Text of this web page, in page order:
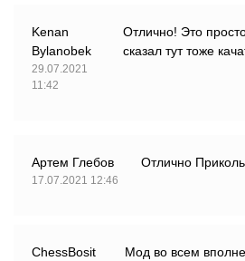
Kenan
Bylanobek
29.07.2021
11:42
Отлично! Это
сказал тут тоже
Артем Глебов
17.07.2021 12:46
Отлично
ChessBosit
Мод во всем